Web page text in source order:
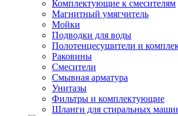
Комплектующие к смесителям
Магнитный умягчитель
Мойки
Подводки для воды
Полотенцесушители и
Раковины
Смесители
Смывная арматура
Унитазы
Фильтры и комплектующие
Шланги для стиральных